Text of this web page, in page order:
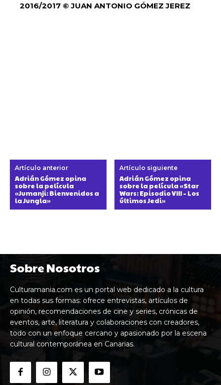
2016/2017 © JUAN ANTONIO GÓMEZ JEREZ
Artículo anterior
Adrián Gómez opina
sobre la película
«Jumanji: Bienvenidos a
la Jungla»
Artículo siguiente
Adrián Gómez opina
sobre la película «Star
Wars: Episodio VIII – Los
últimos Jedi»
Sobre Nosotros
Culturamania.com es un portal web dedicado a la cultura
en todas sus formas: ofrece entrevistas, artículos de
opinión, recomendaciones de cine y series, crónicas de
eventos, arte, literatura y colaboraciones con creadores,
todo con un enfoque cercano y apasionado por la escena
cultural contemporánea en Canarias.